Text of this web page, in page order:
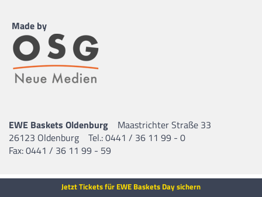
Jetzt Tickets für EWE Baskets Day sichern
Made by
EWE Baskets Oldenburg
Maastrichter Straße 33
26123 Oldenburg
Tel.: 0441 / 36 11 99 - 0
Fax: 0441 / 36 11 99 - 59